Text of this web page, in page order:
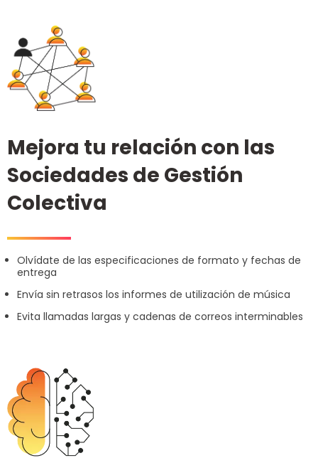
Mejora tu relación con las
Sociedades de Gestión
Colectiva
Olvídate de las especificaciones de formato y fechas de
entrega
Envía sin retrasos los informes de utilización de música
Evita llamadas largas y cadenas de correos interminables